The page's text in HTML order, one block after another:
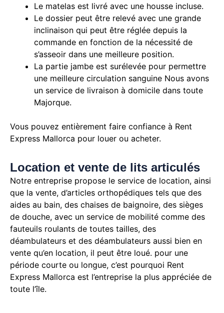
Le matelas est livré avec une housse incluse.
Le dossier peut être relevé avec une grande
inclinaison qui peut être réglée depuis la
commande en fonction de la nécessité de
s’asseoir dans une meilleure position.
La partie jambe est surélevée pour permettre
une meilleure circulation sanguine Nous avons
un service de livraison à domicile dans toute
Majorque.
Vous pouvez entièrement faire confiance à Rent
Express Mallorca pour louer ou acheter.
Location et vente de lits articulés
Notre entreprise propose le service de location, ainsi
que la vente, d’articles orthopédiques tels que des
aides au bain, des chaises de baignoire, des sièges
de douche, avec un service de mobilité comme des
fauteuils roulants de toutes tailles, des
déambulateurs et des déambulateurs aussi bien en
vente qu’en location, il peut être loué. pour une
période courte ou longue, c’est pourquoi Rent
Express Mallorca est l’entreprise la plus appréciée de
toute l’île.